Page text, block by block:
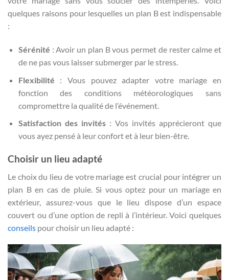
quelques raisons pour lesquelles un plan B est indispensable
:
Sérénité : Avoir un plan B vous permet de rester calme et
de ne pas vous laisser submerger par le stress.
Flexibilité : Vous pouvez adapter votre mariage en
fonction des conditions météorologiques sans
compromettre la qualité de l’événement.
Satisfaction des invités: Vos invités apprécieront que
vous ayez pensé à leur confort et à leur bien-être.
Choisir un lieu adapté
Le choix du lieu de votre mariage est crucial pour intégrer un
plan B en cas de pluie. Si vous optez pour un mariage en
extérieur, assurez-vous que le lieu dispose d’un espace
couvert ou d’une option de repli à l’intérieur. Voici quelques
conseils pour choisir un lieu adapté :